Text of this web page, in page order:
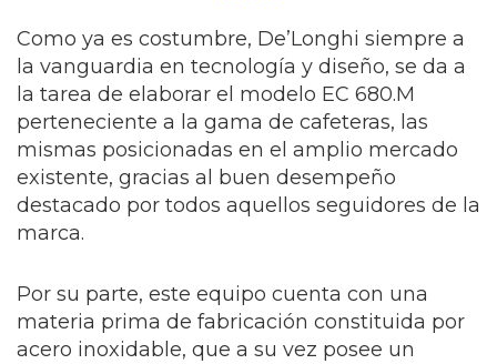
Como ya es costumbre, De’Longhi siempre a
la vanguardia en tecnología y diseño, se da a
la tarea de elaborar el modelo EC 680.M
perteneciente a la gama de cafeteras, las
mismas posicionadas en el amplio mercado
existente, gracias al buen desempeño
destacado por todos aquellos seguidores de la
marca.
Por su parte, este equipo cuenta con una
materia prima de fabricación constituida por
acero inoxidable, que a su vez posee un